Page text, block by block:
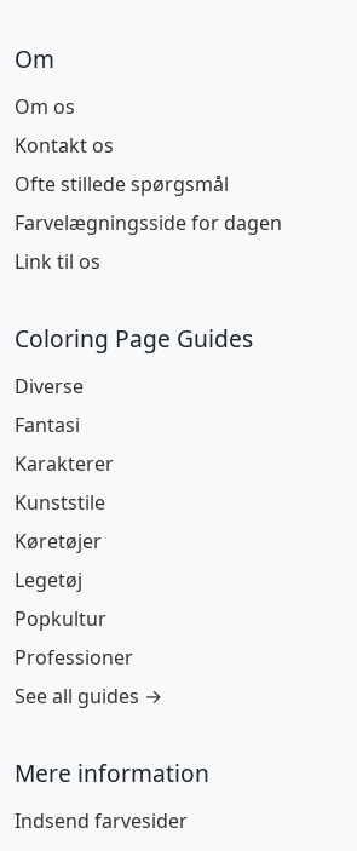
Om
Om os
Kontakt os
Ofte stillede spørgsmål
Farvelægningsside for dagen
Link til os
Coloring Page Guides
Diverse
Fantasi
Karakterer
Kunststile
Køretøjer
Legetøj
Popkultur
Professioner
See all guides →
Mere information
Indsend farvesider